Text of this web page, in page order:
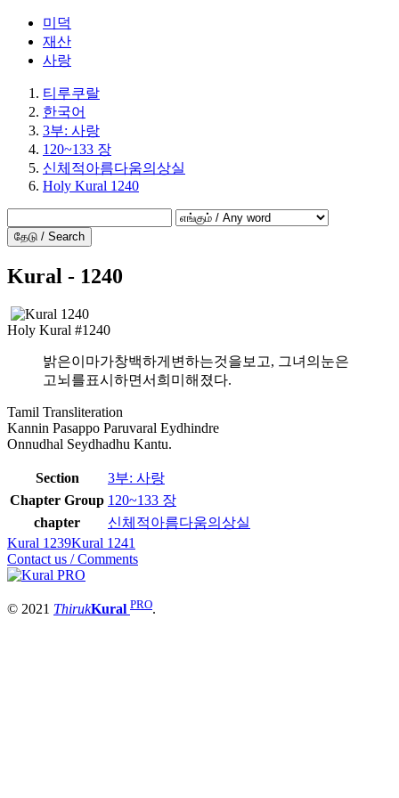
미덕
재산
사랑
티루쿠랄
한국어
3부: 사랑
120~133 장
신체적아름다움의상실
Holy Kural 1240
தேடு / Search
Kural - 1240
Holy Kural #1240
밝은이마가창백하게변하는것을보고, 그녀의눈은
고뇌를표시하면서희미해졌다.
Tamil Transliteration
Kannin Pasappo Paruvaral Eydhindre
Onnudhal Seydhadhu Kantu.
Section
3부: 사랑
Chapter Group 120~133 장
chapter
신체적아름다움의상실
Kural 1239Kural 1241
Contact us / Comments
© 2021 ThirukKural PRO.